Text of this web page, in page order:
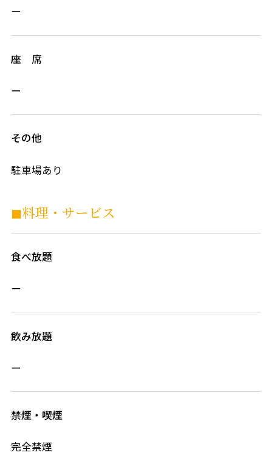
ー
座 席
ー
その他
駐車場あり
◼︎料理・サービス
食べ放題
ー
飲み放題
ー
禁煙・喫煙
完全禁煙